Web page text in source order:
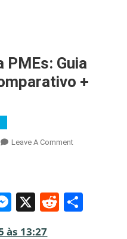
PMEs: Guia
+
Leave A CommentOn
PMEs:
Guia
Messenger
X Reddit
às 13:27